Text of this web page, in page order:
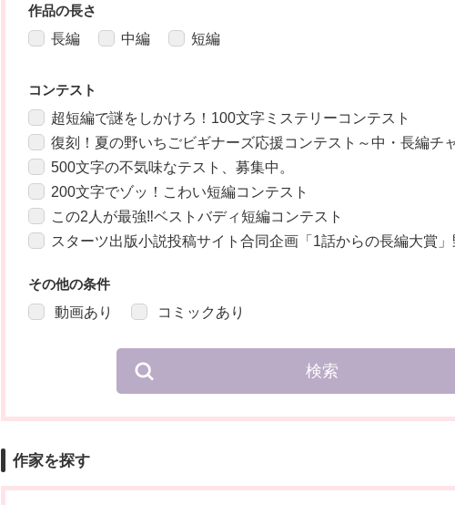
作品の長さ
長編
中編 短編
コンテスト
超短編で謎をしかけろ！100文字ミステリーコンテスト
復刻！夏の野いちごビギナーズ応援コンテスト～中・長編チ
500文字の不気味なテスト、募集中。
200文字でゾッ！こわい短編コンテスト
この2人が最強‼ベストバディ短編コンテスト
スターツ出版小説投稿サイト合同企画「1話からの長編大賞
その他の条件
動画あり
コミックあり
作家を探す